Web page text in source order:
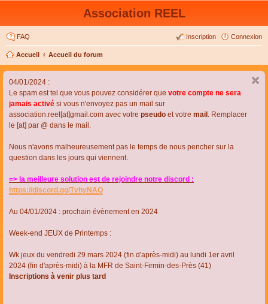
Association REEL
FAQ Connexion
Inscription
Accueil Accueil du forum
04/01/2024 :
Le spam est tel que vous pouvez considérer que votre compte ne sera
jamais activé si vous n'envoyez pas un mail sur
association.reel[at]gmail.com avec votre pseudo et votre mail . Remplacer
le [at] par @ dans le mail.
Nous n'avons malheureusement pas le temps de nous pencher sur la
question dans les jours qui viennent.
=> la meilleure solution est de rejoindre notre discord :
https://discord.gg/TvhyNAQ
Au 04/01/2024 : prochain évènement en 2024
Week-end JEUX de Printemps :
Wk jeux du vendredi 29 mars 2024 (fin d'après-midi) au lundi 1er avril
2024 (fin d'après-midi) à la MFR de Saint-Firmin-des-Près (41)
Inscriptions à venir plus tard